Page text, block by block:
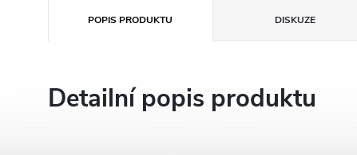
POPIS PRODUKTU DISKUZE
Detailní popis produktu